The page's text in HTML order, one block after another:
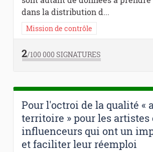
dans la distribution d...
Mission de contrôle
2/100 000SIGNATURES
Pour l'octroi de la qualité «
territoire » pour les artistes
influenceurs qui ont un
et faciliter leur réemploi